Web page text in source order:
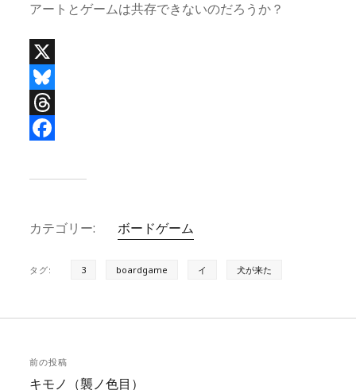
アートとゲームは共存できないのだろうか？
X
B
l
e
k
T
r
a
s
a
e
o
カテゴリー: ボードゲーム
タグ: 3 boardgame イ 犬が来た
前の投稿
キモノ（襲ノ色目）